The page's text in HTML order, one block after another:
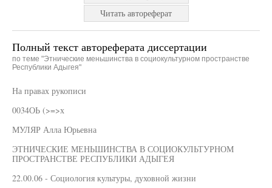
Читать автореферат
Полный текст автореферата диссертации
по теме "Этнические меньшинства в социокультурном пространстве
Республики Адыгея"
На правах рукописи
0034ОЬ (>=>х
МУЛЯР Алла Юрьевна
ЭТНИЧЕСКИЕ МЕНЬШИНСТВА В СОЦИОКУЛЬТУРНОМ
ПРОСТРАНСТВЕ РЕСПУБЛИКИ АДЫГЕЯ
22.00.06 - Социология культуры, духовной жизни